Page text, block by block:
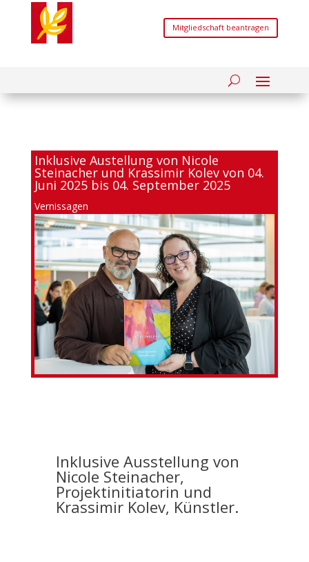
Mitgliedschaft beantragen
Inklusive Austellung von Nicole
Steinacher und Krassimir Kolev von 04.
Juni 2025 bis 04. September 2025
Vernissagen
Inklusive Ausstellung von
Nicole Steinacher,
Projektinitiatorin und
Krassimir Kolev, Künstler.